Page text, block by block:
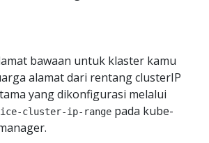
bawaan untuk klaster kamu
alamat dari rentang clusterIP
yang dikonfigurasi melalui
cluster-ip-range pada kube-